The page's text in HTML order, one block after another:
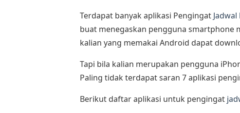
Terdapat banyak aplikasi Pengingat
buat menegaskan pengguna smartphone
kalian yang memakai Android dapat
Tapi bila kalian merupakan pengguna
Paling tidak terdapat saran 7 aplikasi
Berikut daftar aplikasi untuk pengingat